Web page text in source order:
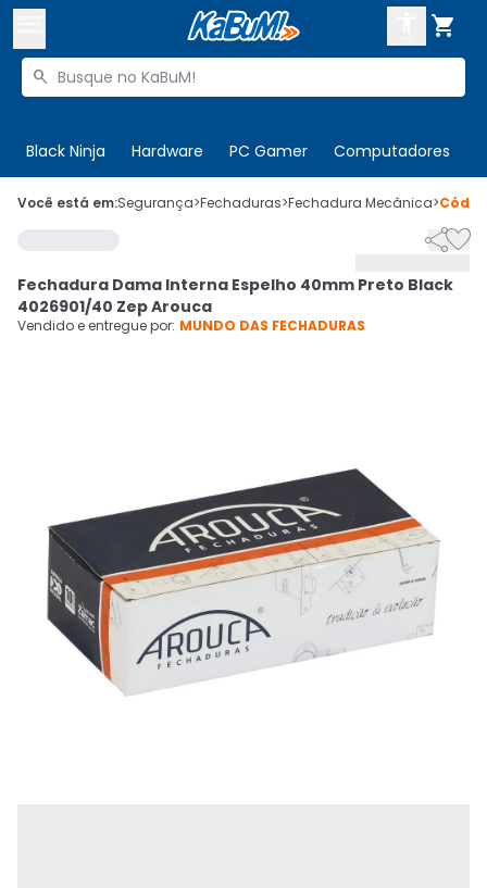

Buscar produtos

Black Ninja Hardware PC Gamer Computadores
 Olá. Acesse sua conta
Cupons
CADASTRE-SE
Você está em:Segurança>Fechaduras>Fechadura Mecânica>

Fechadura Dama Interna Espelho 40mm Preto Black
4026901/40 Zep Arouca
Vendido e entregue por: MUNDO DAS FECHADURAS